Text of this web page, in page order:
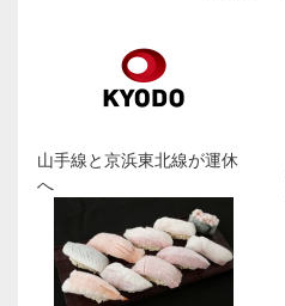
山手線と京浜東北線が運休
へ